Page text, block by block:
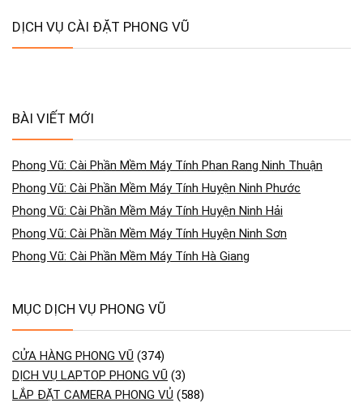
DỊCH VỤ CÀI ĐẶT PHONG VŨ
BÀI VIẾT MỚI
Phong Vũ: Cài Phần Mềm Máy Tính Phan Rang Ninh Thuận
Phong Vũ: Cài Phần Mềm Máy Tính Huyện Ninh Phước
Phong Vũ: Cài Phần Mềm Máy Tính Huyện Ninh Hải
Phong Vũ: Cài Phần Mềm Máy Tính Huyện Ninh Sơn
Phong Vũ: Cài Phần Mềm Máy Tính Hà Giang
MỤC DỊCH VỤ PHONG VŨ
CỬA HÀNG PHONG VŨ (374)
DỊCH VỤ LAPTOP PHONG VŨ (3)
LẮP ĐẶT CAMERA PHONG VỦ (588)